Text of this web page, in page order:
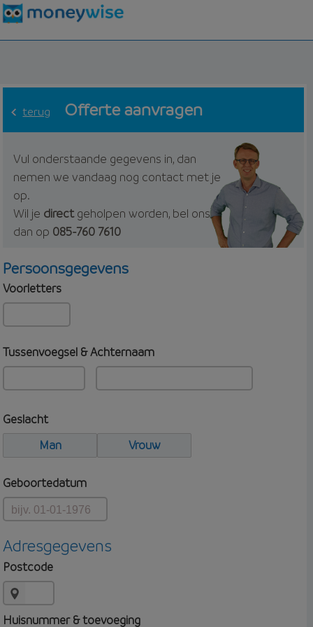
terug Offerte aanvragen
Vul onderstaande gegevens in, dan
nemen we vandaag nog contact met je
op.
Wil je directgeholpen worden, bel ons
dan op 085-760 7610
Persoonsgegevens
Voorletters
Tussenvoegsel & Achternaam
Geslacht
Man
Vrouw
Geboortedatum
Adresgegevens
Postcode
Huisnummer & toevoeging